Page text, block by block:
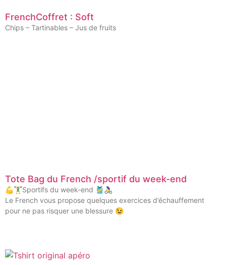
FrenchCoffret : Soft
Chips – Tartinables – Jus de fruits
Tote Bag du French /sportif du week-end
💪🏋️‍♂️Sportifs du week-end 🎽🚴‍♀️
Le French vous propose quelques exercices d’échauffement
pour ne pas risquer une blessure 😉